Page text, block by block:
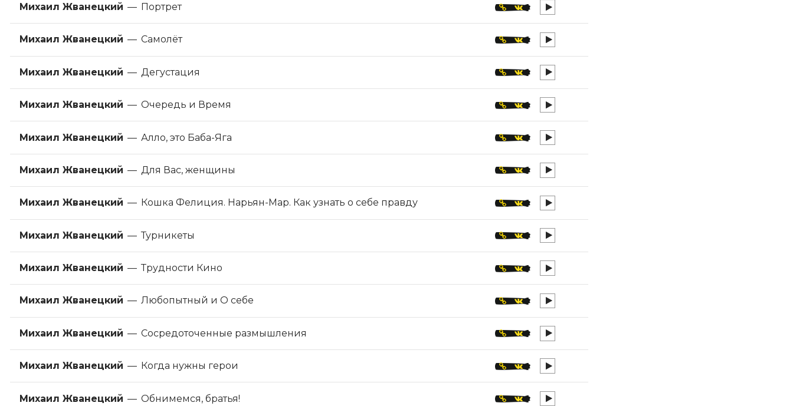
Михаил Жванецкий — Портрет
Михаил Жванецкий — Самолёт
Михаил Жванецкий — Дегустация
Михаил Жванецкий — Очередь и Время
Михаил Жванецкий — Алло, это Баба-Яга
Михаил Жванецкий — Для Вас, женщины
Михаил Жванецкий — Кошка Фелиция. Нарьян-Мар. Как узнать о себе правду
Михаил Жванецкий — Турникеты
Михаил Жванецкий — Трудности Кино
Михаил Жванецкий — Любопытный и О себе
Михаил Жванецкий — Сосредоточенные размышления
Михаил Жванецкий — Когда нужны герои
Михаил Жванецкий — Обнимемся, братья!